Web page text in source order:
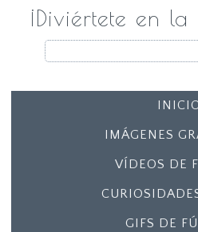
¡Diviértete en
IMÁGENES
VÍDEOS DE
GIFS DE